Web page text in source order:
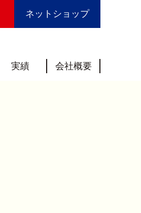
ネットショップ
実績 会社概要